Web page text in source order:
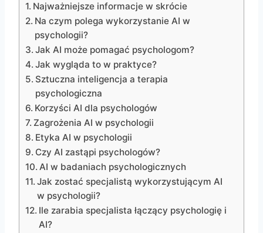
Najważniejsze informacje w skrócie
Na czym polega wykorzystanie AI w
psychologii?
Jak AI może pomagać psychologom?
Jak wygląda to w praktyce?
Sztuczna inteligencja a terapia
psychologiczna
Korzyści AI dla psychologów
Zagrożenia AI w psychologii
Etyka AI w psychologii
Czy AI zastąpi psychologów?
AI w badaniach psychologicznych
Jak zostać specjalistą wykorzystującym AI
w psychologii?
Ile zarabia specjalista łączący psychologię i
AI?